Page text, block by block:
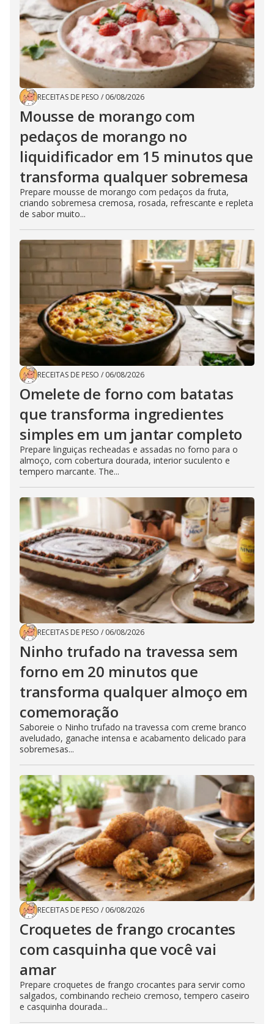
RECEITAS DE PESO / 06/08/2026
Mousse de morango com
pedaços de morango no
liquidificador em 15 minutos que
transforma qualquer sobremesa
Prepare mousse de morango com pedaços da fruta,
criando sobremesa cremosa, rosada, refrescante e repleta
de sabor muito...
RECEITAS DE PESO / 06/08/2026
Omelete de forno com batatas
que transforma ingredientes
simples em um jantar completo
Prepare linguiças recheadas e assadas no forno para o
almoço, com cobertura dourada, interior suculento e
tempero marcante. The...
RECEITAS DE PESO / 06/08/2026
Ninho trufado na travessa sem
forno em 20 minutos que
transforma qualquer almoço em
comemoração
Saboreie o Ninho trufado na travessa com creme branco
aveludado, ganache intensa e acabamento delicado para
sobremesas...
RECEITAS DE PESO / 06/08/2026
Croquetes de frango crocantes
com casquinha que você vai
amar
Prepare croquetes de frango crocantes para servir como
salgados, combinando recheio cremoso, tempero caseiro
e casquinha dourada...